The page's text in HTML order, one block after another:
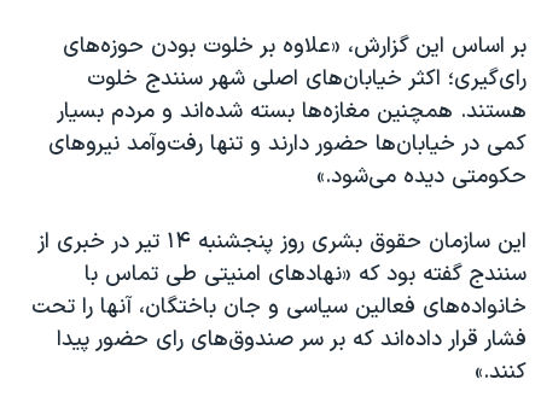
بر اساس این گزارش، «علاوه بر خلوت بودن حوزه‌های
رای‌گیری؛ اکثر خيابان‌های اصلی شهر سنندج خلوت
هستند. همچنین مغازه‌ها بسته شده‌اند و مردم بسیار
کمی در خیابان‌ها حضور دارند و تنها رفت‌وآمد نیروهای
حکومتی دیده می‌شود.»
این سازمان حقوق بشری روز پنجشنبه ۱۴ تیر در خبری از
سنندج گفته بود که «نهادهای امنیتی طی تماس با
خانواده‌های فعالین سیاسی و جان باختگان، آنها را تحت
فشار قرار داده‌اند که بر سر صندوق‌های رای حضور پیدا
کنند.»